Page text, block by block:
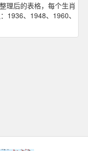
理后的表格，每个生肖
1936、1948、1960、